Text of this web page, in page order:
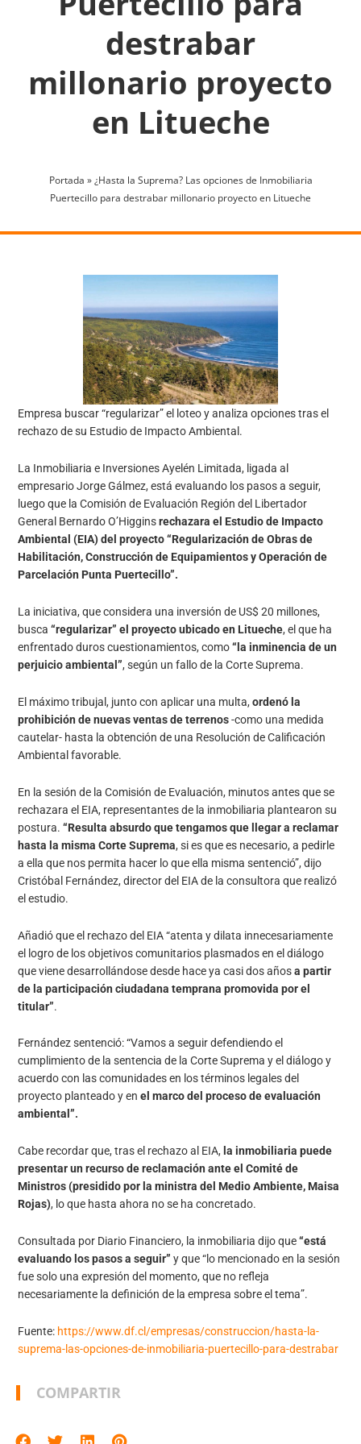
destrabar
millonario proyecto
en Litueche
Portada » ¿Hasta la Suprema? Las opciones de Inmobiliaria
Puertecillo para destrabar millonario proyecto en Litueche
Empresa buscar “regularizar” el loteo y analiza opciones tras el
rechazo de su Estudio de Impacto Ambiental.
La Inmobiliaria e Inversiones Ayelén Limitada, ligada al
empresario Jorge Gálmez, está evaluando los pasos a seguir,
luego que la Comisión de Evaluación Región del Libertador
General Bernardo O’Higginsrechazara el Estudio de Impacto
Ambiental (EIA) del proyecto “Regularización de Obras de
Habilitación, Construcción de Equipamientos y Operación de
Parcelación Punta Puertecillo”.
La iniciativa, que considera una inversión de US$ 20 millones,
busca“regularizar” el proyecto ubicado en Litueche, el que ha
enfrentado duros cuestionamientos, como“la inminencia de un
perjuicio ambiental”, según un fallo de la Corte Suprema.
El máximo tribujal, junto con aplicar una multa,ordenó la
prohibición de nuevas ventas de terrenos-como una medida
cautelar- hasta la obtención de una Resolución de Calificación
Ambiental favorable.
En la sesión de la Comisión de Evaluación, minutos antes que se
rechazara el EIA, representantes de la inmobiliaria plantearon su
postura.“Resulta absurdo que tengamos que llegar a reclamar
hasta la misma Corte Suprema, si es que es necesario, a pedirle
a ella que nos permita hacer lo que ella misma sentenció”, dijo
Cristóbal Fernández, director del EIA de la consultora que realizó
el estudio.
Añadió que el rechazo del EIA “atenta y dilata innecesariamente
el logro de los objetivos comunitarios plasmados en el diálogo
que viene desarrollándose desde hace ya casi dos añosa partir
de la participación ciudadana temprana promovida por el
titular”.
Fernández sentenció: “Vamos a seguir defendiendo el
cumplimiento de la sentencia de la Corte Suprema y el diálogo y
acuerdo con las comunidades en los términos legales del
proyecto planteado y enel marco del proceso de evaluación
ambiental”.
Cabe recordar que, tras el rechazo al EIA, la inmobiliaria puede
presentar un recurso de reclamación ante el Comité de
Ministros (presidido por la ministra del Medio Ambiente, Maisa
Rojas), lo que hasta ahora no se ha concretado.
Consultada por Diario Financiero, la inmobiliaria dijo que“está
evaluando los pasos a seguir” y que “lo mencionado en la sesión
fue solo una expresión del momento, que no refleja
necesariamente la definición de la empresa sobre el tema”.
Fuente: https://www.df.cl/empresas/construccion/hasta-la-
suprema-las-opciones-de-inmobiliaria-puertecillo-para-destrabar
COMPARTIR